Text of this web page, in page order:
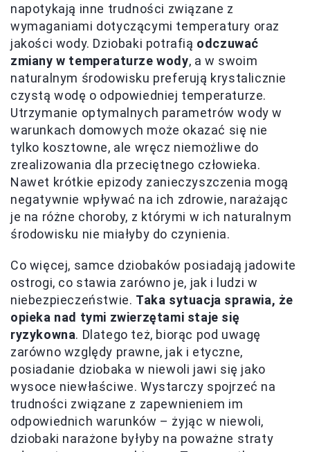
napotykają inne trudności związane z
wymaganiami dotyczącymi temperatury oraz
jakości wody. Dziobaki potrafią odczuwać
zmiany w temperaturze wody, a w swoim
naturalnym środowisku preferują krystalicznie
czystą wodę o odpowiedniej temperaturze.
Utrzymanie optymalnych parametrów wody w
warunkach domowych może okazać się nie
tylko kosztowne, ale wręcz niemożliwe do
zrealizowania dla przeciętnego człowieka.
Nawet krótkie epizody zanieczyszczenia mogą
negatywnie wpływać na ich zdrowie, narażając
je na różne choroby, z którymi w ich naturalnym
środowisku nie miałyby do czynienia.
Co więcej, samce dziobaków posiadają jadowite
ostrogi, co stawia zarówno je, jak i ludzi w
niebezpieczeństwie. Taka sytuacja sprawia, że
opieka nad tymi zwierzętami staje się
ryzykowna. Dlatego też, biorąc pod uwagę
zarówno względy prawne, jak i etyczne,
posiadanie dziobaka w niewoli jawi się jako
wysoce niewłaściwe. Wystarczy spojrzeć na
trudności związane z zapewnieniem im
odpowiednich warunków – żyjąc w niewoli,
dziobaki narażone byłyby na poważne straty